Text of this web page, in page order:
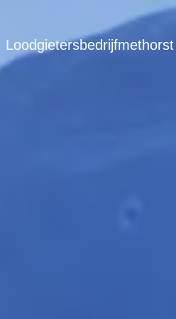
Loodgietersbedrijfmethorst